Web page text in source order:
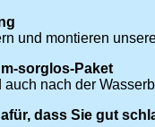
und montieren
sorglos-Paket
auch nach der
dass Sie gut